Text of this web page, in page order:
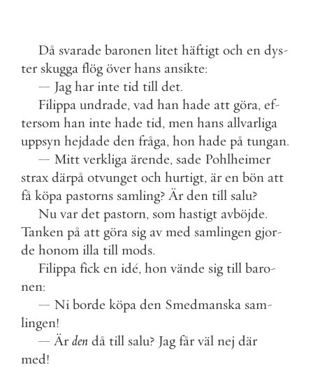
Då svarade baronen litet häftigt och en dys-
ter skugga flög över hans ansikte:
— Jag har inte tid till det.
Filippa undrade, vad han hade att göra, ef-
tersom han inte hade tid, men hans allvarliga
uppsyn hejdade den fråga, hon hade på tungan.
— Mitt verkliga ärende, sade Pohlheimer
strax därpå otvunget och hurtigt, är en bön att
få köpa pastorns samling? Är den till salu?
Nu var det pastorn, som hastigt avböjde.
Tanken på att göra sig av med samlingen gjor-
de honom illa till mods.
Filippa fick en idé, hon vände sig till baro-
nen:
— Ni borde köpa den Smedmanska sam-
lingen!
— Är den då till salu? Jag får väl nej där
med!